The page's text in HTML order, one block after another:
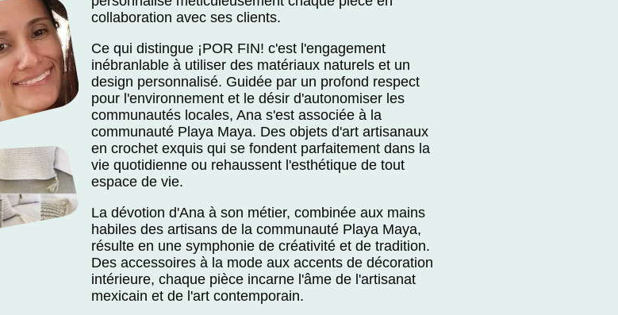
collaboration avec ses clients.
Ce qui distingue ¡POR FIN! c'est l'engagement
inébranlable à utiliser des matériaux naturels et un
design personnalisé. Guidée par un profond respect
pour l'environnement et le désir d'autonomiser les
communautés locales, Ana s'est associée à la
communauté Playa Maya. Des objets d'art artisanaux
en crochet exquis qui se fondent parfaitement dans la
vie quotidienne ou rehaussent l'esthétique de tout
espace de vie.
La dévotion d'Ana à son métier, combinée aux mains
habiles des artisans de la communauté Playa Maya,
résulte en une symphonie de créativité et de tradition.
Des accessoires à la mode aux accents de décoration
intérieure, chaque pièce incarne l'âme de l'artisanat
mexicain et de l'art contemporain.